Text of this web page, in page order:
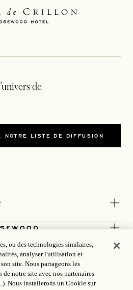
de
NOTRE LISTE DE DIFFUSION
ou des technologies similaires,
analyser l'utilisation et
site. Nous partageons les
notre site avec nos partenaires
Nous installerons un Cookie sur